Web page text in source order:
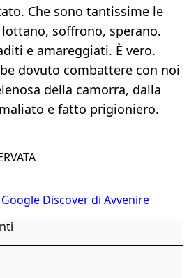
Che sono tantissime le
soffrono, sperano.
e amareggiati. È vero.
dovuto combattere con noi
della camorra, dalla
e fatto prigioniero.
Discover di Avvenire